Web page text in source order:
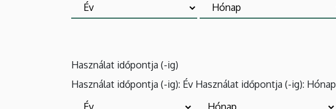
Használat időpontja (-ig)
Használat időpontja (-ig): Év Használat időpontja (-ig): Hónap